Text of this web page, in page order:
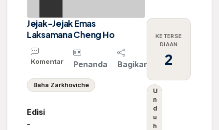
Jejak-Jejak Emas
Laksamana Cheng Ho
Komentar Penanda Bagikan
Baha Zarkhoviche
Edisi
-
KETERSE
DIAAN
2
U
n
d
u
h